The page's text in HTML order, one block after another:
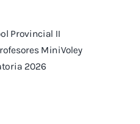
Provincial II
MiniVoley
2026